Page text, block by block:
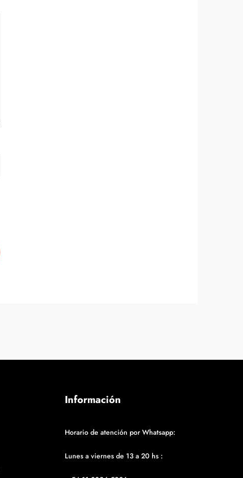
Información
Horario de atención por Whatsapp:
Lunes a viernes de 13 a 20 hs :